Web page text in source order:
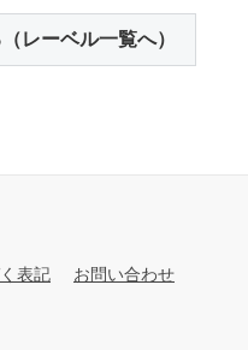
レーベル一覧へ）
表記 お問い合わせ